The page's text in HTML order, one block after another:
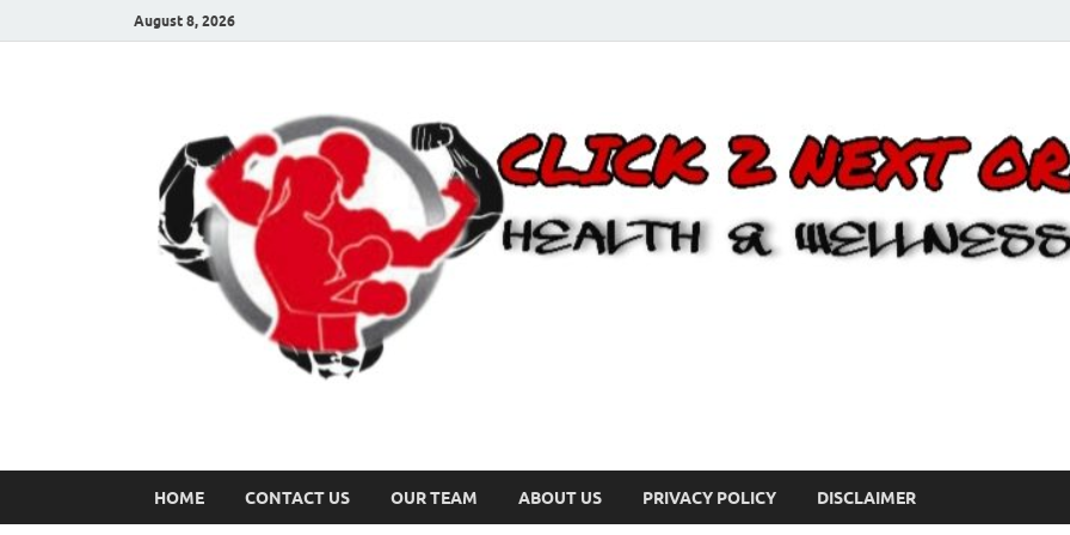
August 8, 2026
HOME CONTACT US OUR TEAM ABOUT US PRIVACY POLICY DISCLAIMER